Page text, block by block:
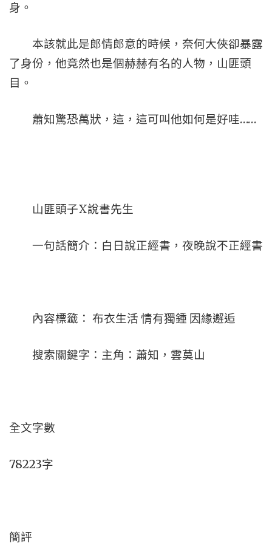
身。
本該就此是郎情郎意的時候，奈何大俠卻暴露
了身份，他竟然也是個赫赫有名的人物，山匪頭
目。
蕭知驚恐萬狀，這，這可叫他如何是好哇……
山匪頭子X說書先生
一句話簡介：白日說正經書，夜晚說不正經書
內容標籤： 布衣生活 情有獨鍾 因緣邂逅
搜索關鍵字：主角：蕭知，雲莫山
全文字數
78223字
簡評